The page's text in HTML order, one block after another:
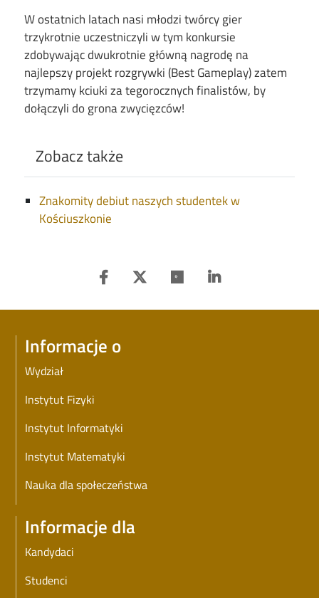
W ostatnich latach nasi młodzi twórcy gier
trzykrotnie uczestniczyli w tym konkursie
zdobywając dwukrotnie główną nagrodę na
najlepszy projekt rozgrywki (Best Gameplay) zatem
trzymamy kciuki za tegorocznych finalistów, by
dołączyli do grona zwycięzców!
Zobacz także
Znakomity debiut naszych studentek w
Kościuszkonie
Informacje o
Wydział
Instytut Fizyki
Instytut Informatyki
Instytut Matematyki
Nauka dla społeczeństwa
Informacje dla
Kandydaci
Studenci